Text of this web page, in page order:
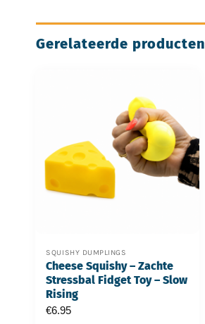
Gerelateerde producten
SQUISHY DUMPLINGS
Cheese Squishy – Zachte
Stressbal Fidget Toy – Slow
Rising
€6.95